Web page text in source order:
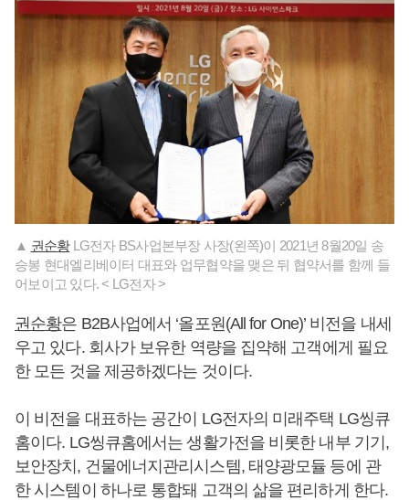
▲ 권순황LG전자 BS사업본부장 사장(왼쪽)이 2021년 8월20일 송
승봉 현대엘리베이터 대표와 업무협약을 맺은 뒤 협약서를 함께 들
어보이고 있다. < LG전자 >
권순황은 B2B사업에서 ‘올포원(All for One)’ 비전을 내세
우고 있다. 회사가 보유한 역량을 집약해 고객에게 필요
한 모든 것을 제공하겠다는 것이다.
이 비전을 대표하는 공간이 LG전자의 미래주택 LG씽큐
홈이다. LG씽큐홈에서는 생활가전을 비롯한 내부 기기,
보안장치, 건물에너지관리시스템, 태양광모듈 등에 관
한 시스템이 하나로 통합돼 고객의 삶을 편리하게 한다.